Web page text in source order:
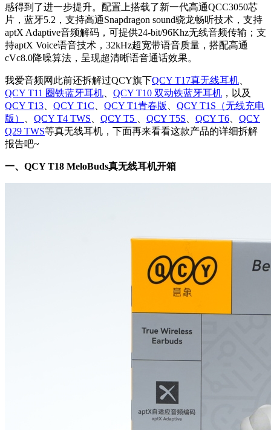
感得到了进一步提升。配置上搭载了新一代高通QCC3050芯
片，蓝牙5.2，支持高通Snapdragon sound骁龙畅听技术 ，支持
aptX Adaptive音频解码，可提供24-bit/96Khz无线音频传输；支
持aptX Voice语音技术，32kHz超宽带语音质量，搭配高通
cVc8.0降噪算法，呈现超清晰语音通话效果。
我爱音频网此前还拆解过QCY旗下QCY T1 7真无线耳机
QCY T11 圈铁蓝牙耳机
QCY T10 双动铁蓝牙耳机 ，以及
QCY T13
QCY T1C QCY T1青春版
QCY T1S（无线充电
版）
QCY T4 TWS QCY T5 QCY T5S QCY T6
QCY
Q29 TWS等真无线耳机，下面再来看看这款产品的详细拆解
报告吧~
一、QCY T18 MeloBuds真无线耳机开箱